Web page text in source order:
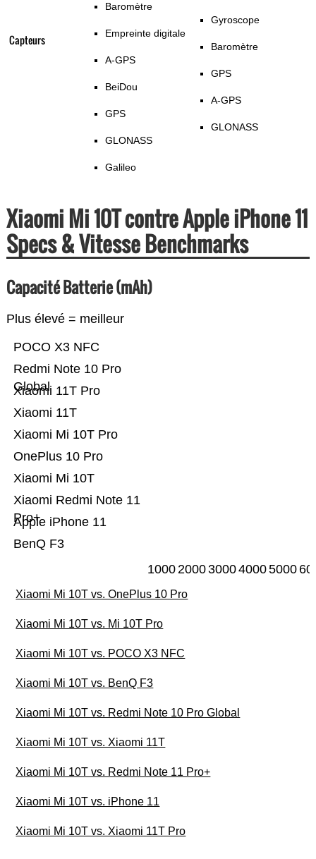
Capteurs
Baromètre
Empreinte digitale
A-GPS
BeiDou
GPS
GLONASS
Galileo
Gyroscope
Baromètre
GPS
A-GPS
GLONASS
Xiaomi Mi 10T contre Apple iPhone 11
Specs & Vitesse Benchmarks
Capacité Batterie (mAh)
Plus élevé = meilleur
BenQ F3
Apple iPhone 11
Xiaomi Redmi Note 11
Pro+
Xiaomi Mi 10T
OnePlus 10 Pro
Xiaomi Mi 10T Pro
Xiaomi 11T
Xiaomi 11T Pro
Redmi Note 10 Pro
Global
POCO X3 NFC
10002000300040005000
Xiaomi Mi 10T vs. OnePlus 10 Pro
Xiaomi Mi 10T vs. Mi 10T Pro
Xiaomi Mi 10T vs. POCO X3 NFC
Xiaomi Mi 10T vs. BenQ F3
Xiaomi Mi 10T vs. Redmi Note 10 Pro Global
Xiaomi Mi 10T vs. Xiaomi 11T
Xiaomi Mi 10T vs. Redmi Note 11 Pro+
Xiaomi Mi 10T vs. iPhone 11
Xiaomi Mi 10T vs. Xiaomi 11T Pro